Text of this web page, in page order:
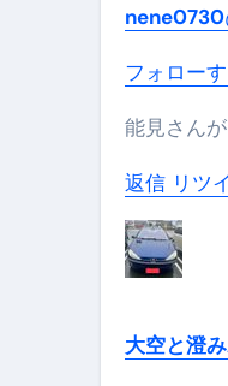
nene0730
フォロー
能見さ
返信 リツ
大空と澄